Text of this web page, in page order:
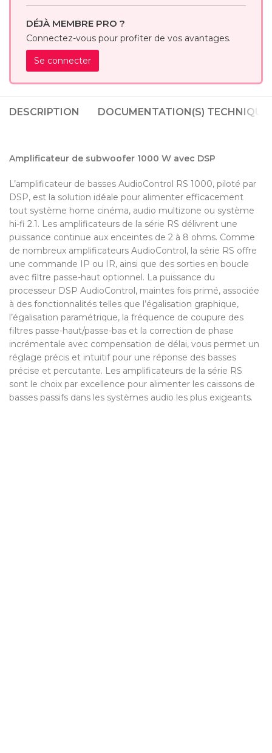
DÉJÀ MEMBRE PRO ?
Connectez-vous pour profiter de vos avantages.
Se connecter
DESCRIPTION DOCUMENTATION(S)
Amplificateur de subwoofer 1000 W avec DSP
L’amplificateur de basses AudioControl RS 1000, piloté par
DSP, est la solution idéale pour alimenter efficacement
tout système home cinéma, audio multizone ou système
hi-fi 2.1. Les amplificateurs de la série RS délivrent une
puissance continue aux enceintes de 2 à 8 ohms. Comme
de nombreux amplificateurs AudioControl, la série RS offre
une commande IP ou IR, ainsi que des sorties en boucle
avec filtre passe-haut optionnel. La puissance du
processeur DSP AudioControl, maintes fois primé, associée
à des fonctionnalités telles que l’égalisation graphique,
l’égalisation paramétrique, la fréquence de coupure des
filtres passe-haut/passe-bas et la correction de phase
incrémentale avec compensation de délai, vous permet un
réglage précis et intuitif pour une réponse des basses
précise et percutante. Les amplificateurs de la série RS
sont le choix par excellence pour alimenter les caissons de
basses passifs dans les systèmes audio les plus exigeants.